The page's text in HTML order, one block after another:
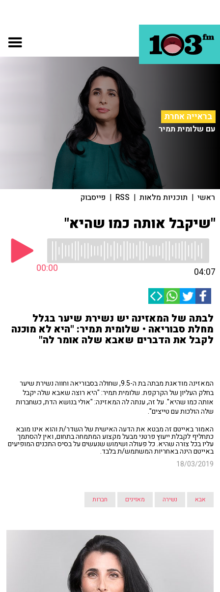
בראייה אחרת
עם שלומית תמיר
ראשי | תוכניות מלאות |
RSS
| פייסבוק
"שיקבל אותה כמו שהיא"
00:00 04:07
לבתה של המאזינה יש נשירת שיער בגלל
מחלת סבוריאה • שלומית תמיר: "היא לא מוכנה
לקבל את הדברים שאבא שלה אומר לה"
המאזינה מודאגת מבתה בת ה-9.5, שחולה בסבוריאה וחווה נשירת שיער
בחלק העליון של הקרקפת. שלומית תמיר: "היא רוצה שאבא שלה יקבל
אותה כמו שהיא". על זה, ענתה לה המאזינה: "אולי בנושא הדת, כשחברות
שלה הולכות עם טייצים".
האמור באייטם זה מבטא את הדעה האישית של השדר/ת והוא אינו מובא
כתחליף לקבלת ייעוץ פרטני מבעל מקצוע המתמחה בתחום, ואין להסתמך
עליו בכל צורה שהיא. כל פעולה ושימוש שנעשים על בסיס התכנים המופיעים
באייטם הינה באחריות המשתמש/ת בלבד.
18/03/2019
אבא נשירה מאזינים חברות